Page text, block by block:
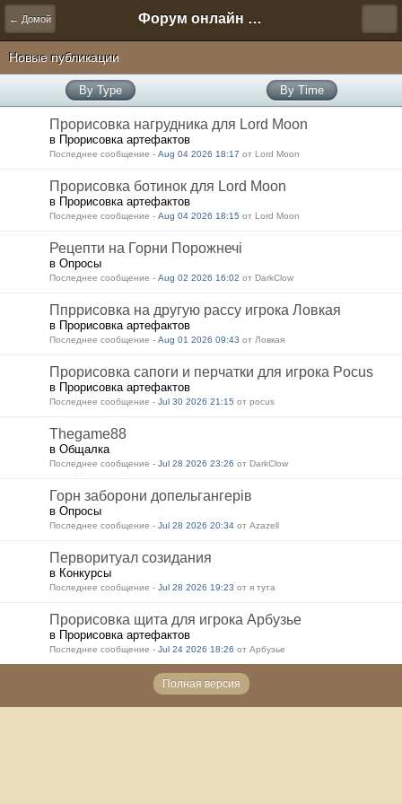
← Домой Форум онлайн игры "Новая Эра" (Нюра Биз)
Новые публикации
By Type By Time
Прорисовка нагрудника для Lord Moon
в Прорисовка артефактов
Последнее сообщение - Aug 04 2026 18:17 от Lord Moon
Прорисовка ботинок для Lord Moon
в Прорисовка артефактов
Последнее сообщение - Aug 04 2026 18:15 от Lord Moon
Рецепти на Горни Порожнечі
в Опросы
Последнее сообщение - Aug 02 2026 16:02 от DarkClow
Ппррисовка на другую рассу игрока Ловкая
в Прорисовка артефактов
Последнее сообщение - Aug 01 2026 09:43 от Ловкая
Прорисовка сапоги и перчатки для игрока Pocus
в Прорисовка артефактов
Последнее сообщение - Jul 30 2026 21:15 от pocus
Thegame88
в Общалка
Последнее сообщение - Jul 28 2026 23:26 от DarkClow
Горн заборони допельгангерів
в Опросы
Последнее сообщение - Jul 28 2026 20:34 от Azazell
Перворитуал созидания
в Конкурсы
Последнее сообщение - Jul 28 2026 19:23 от я тута
Прорисовка щита для игрока Арбузье
в Прорисовка артефактов
Последнее сообщение - Jul 24 2026 18:26 от Арбузье
Полная версия